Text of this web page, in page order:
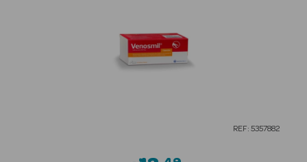
REF: 5357882